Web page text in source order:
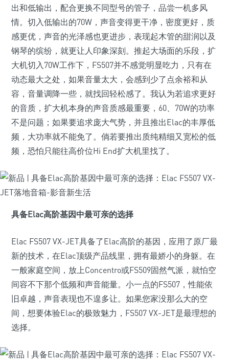
出和低输出，配合更换不同型号的管子，品尝一机多风
情。切入低输出的70W，声音变得更干净，密度更好，质
感更优，声音的光泽感也更进步，表现起木管的甜润以及
钢琴的缤纷，就更让人印象深刻。推起大场面的乐段，扩
大机切入70W工作下，FS507并不感觉明显吃力，只有在
动态最大之处，如果音量太大，会感到少了点余裕和从
容，音量调降一些，就找回轻松感了。我认为若追求更好
的音质，扩大机本身的声音质感最重要，60、70W的功率
不是问题；如果要追求庞大气势，并且推出Elac的丰厚低
频，大功率就不能免了。倘若要推出质纯精细又宽松的低
频，恐怕只能往高价位Hi End扩大机里找了。
具备Elac高阶基因中最可亲的选择
Elac FS507 VX-JET具备了Elac高阶的基因，应用了原厂最
新的技术，在Elac顶级产品线里，拥有最娇小的身躯。在
一般家庭空间，放上Concentro或FS509固然气派，就怕空
间容不下那个低频和声音能量。小一点的FS507，性能依
旧卓越，声音表现也不遑多让。如果您家没那么大的空
间，想要体验Elac的极致魅力，FS507 VX-JET是最理想的
选择。